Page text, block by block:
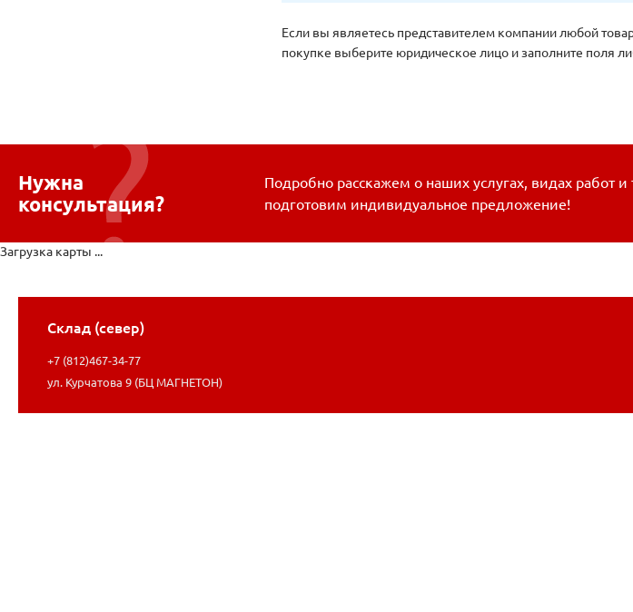
Если вы являетесь представителем компании любой
покупке выберите юридическое лицо и заполните поля
Нужна
консультация?
Подробно расскажем о наших услугах, видах работ и
подготовим индивидуальное предложение!
Склад (север)
+7 (812)467-34-77
ул. Курчатова 9 (БЦ МАГНЕТОН)
Загрузка карты ...